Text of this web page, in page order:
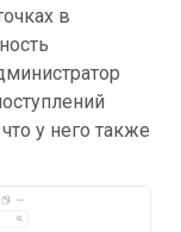
в
у него также